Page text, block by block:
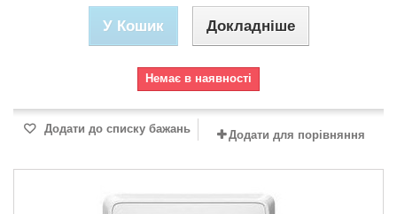
У Кошик Докладніше
Немає в наявності
Додати до списку бажань Додати для порівняння